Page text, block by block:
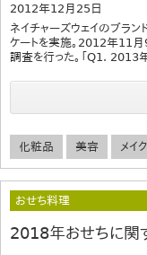
2012年12月25日
ネイチャーズウェイのブラン
ケートを実施。2012年11
調査を行った。「Q1. 2013
化粧品 美容 メイ
おせち料理
2018年おせちに関